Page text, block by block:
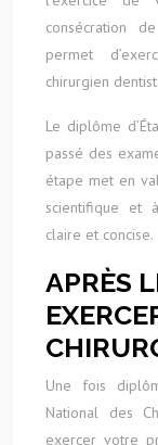
consécration
permet
chirurgien
Le diplôme
passé des
étape met en
scientifique et
claire et concise.
APRÈS
Une fois
National des
exercer votre